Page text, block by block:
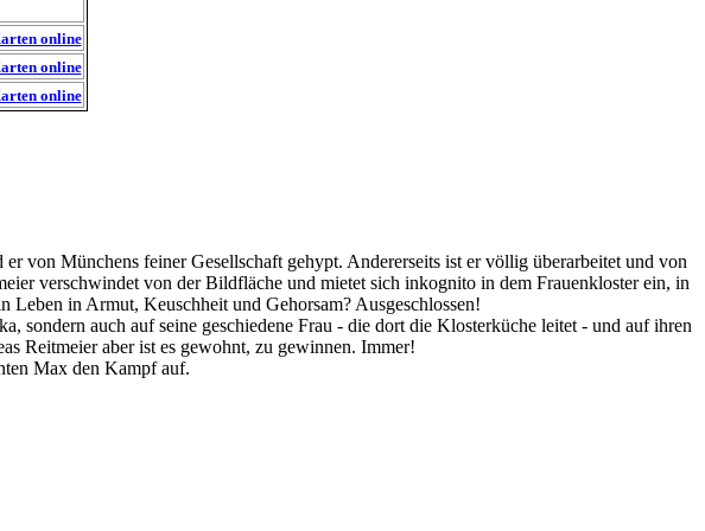
online
online
online
von Münchens feiner Gesellschaft gehypt. Andererseits ist er völlig überarbeitet und von
verschwindet von der Bildfläche und mietet sich inkognito in dem Frauenkloster ein, in
in Armut, Keuschheit und Gehorsam? Ausgeschlossen!
auch auf seine geschiedene Frau - die dort die Klosterküche leitet - und auf ihren
Reitmeier aber ist es gewohnt, zu gewinnen. Immer!
Max den Kampf auf.